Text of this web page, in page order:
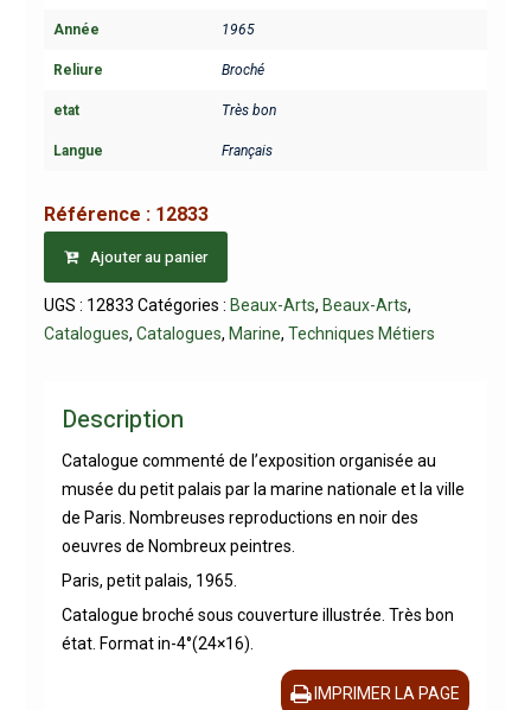
Année 1965
Reliure Broché
etat Très bon
Langue Français
Référence : 12833
Ajouter au panier
UGS : 12833 Catégories : Beaux-Arts, Beaux-Arts,
Catalogues, Catalogues, Marine, Techniques Métiers
Description
Catalogue commenté de l’exposition organisée au
musée du petit palais par la marine nationale et la ville
de Paris. Nombreuses reproductions en noir des
oeuvres de Nombreux peintres.
Paris, petit palais, 1965.
Catalogue broché sous couverture illustrée. Très bon
état. Format in-4°(24×16).
IMPRIMER LA PAGE